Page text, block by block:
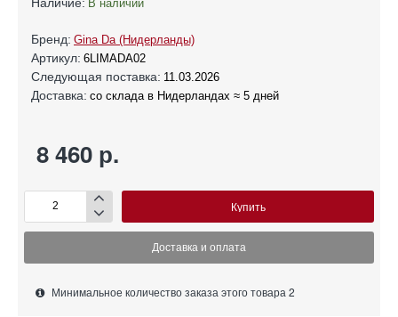
В наличии
Бренд: Gina Da (Нидерланды)
Артикул: 6LIMADA02
Следующая поставка: 11.03.2026
Доставка: со склада в Нидерландах ≈ 5 дней
8 460 р.
Купить
Доставка и оплата
Минимальное количество заказа этого товара 2